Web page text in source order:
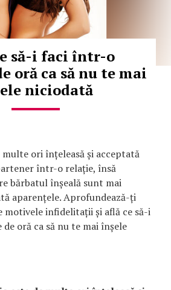
să-i faci într-o
oră ca să nu te mai
niciodată
multe ori înțeleasă și acceptată
într-o relație, însă
bărbatul înșeală sunt mai
aparențele. Aprofundează-ți
motivele infidelitații și află ce să-i
oră ca să nu te mai înșele